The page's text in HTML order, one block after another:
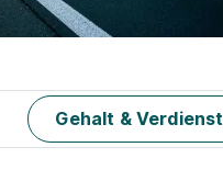
Gehalt & Verdienst